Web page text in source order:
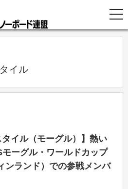
リースタイル
タイル（モーグル）】熱い
ーグル・ワールドカップ
ンランド）での参戦メンバ